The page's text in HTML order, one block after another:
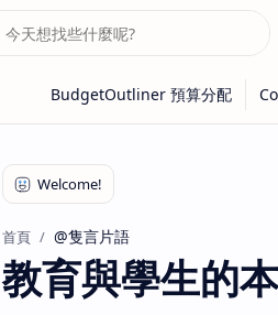
首頁 @隻言片語
教育與學生的